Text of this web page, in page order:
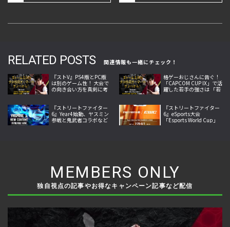
RELATED POSTS
関連情報も一緒にチェック！
『ストV』PS4版とPC版
は別のゲーム性！ 大会で
の向き合い方を真剣に考
ンバから！ 第51回】
格ゲーおじさんに告ぐ！
「CAPCOM CUP IX」で活
躍した若手の強さは 「若
保のプロ格闘ゲーマーの
ゲンバから！ 第50回】
『ストリートファイター
6』Year4始動、ヤスミン
参戦と鬼武者コラボなど
『ストリートファイター
6』eSports大会
「Esports World Cup」
MEMBERS ONLY
独自視点の記事やお得なキャンペーン記事など配信